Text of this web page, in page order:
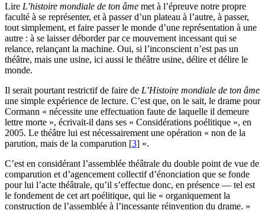
Lire L’histoire mondiale de ton âme met à l’épreuve notre propre
faculté à se représenter, et à passer d’un plateau à l’autre, à passer,
tout simplement, et faire passer le monde d’une représentation à une
autre : à se laisser déborder par ce mouvement incessant qui se
relance, relançant la machine. Oui, si l’inconscient n’est pas un
théâtre, mais une usine, ici aussi le théâtre usine, délire et délire le
monde.
Il serait pourtant restrictif de faire de L’Histoire mondiale de ton âme
une simple expérience de lecture. C’est que, on le sait, le drame pour
Cormann « nécessite une effectuation faute de laquelle il demeure
lettre morte », écrivait-il dans ses « Considérations poélitique », en
2005. Le théâtre lui est nécessairement une opération « non de la
parution, mais de la comparution [3] ».
C’est en considérant l’assemblée théâtrale du double point de vue de
comparution et d’agencement collectif d’énonciation que se fonde
pour lui l’acte théâtrale, qu’il s’effectue donc, en présence — tel est
le fondement de cet art poélitique, qui lie « organiquement la
construction de l’assemblée à l’incessante réinvention du drame. »